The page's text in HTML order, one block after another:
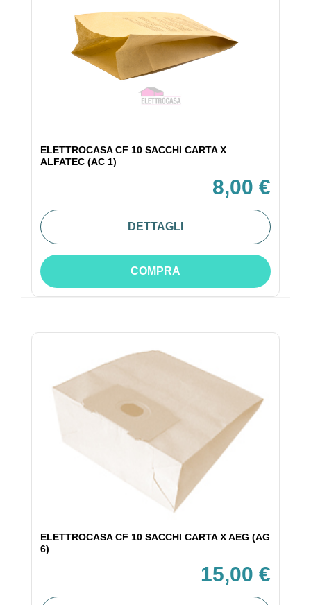
ELETTROCASA CF 10 SACCHI CARTA X
ALFATEC (AC 1)
8,00 €
DETTAGLI
COMPRA
ELETTROCASA CF 10 SACCHI CARTA X AEG (AG
6)
15,00 €